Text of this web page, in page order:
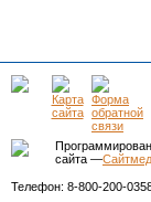
сайта —
Телефон: 8-800-200-